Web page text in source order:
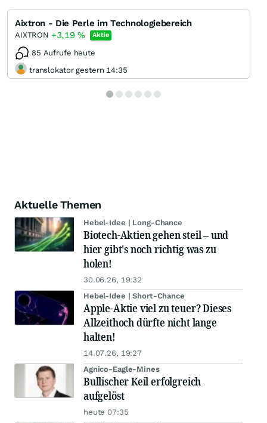
Aixtron - Die Perle im Technologiebereich
AIXTRON +3,19% Aktie
85 Aufrufe heute
translokator gestern 14:35
Aktuelle Themen
Hebel-Idee | Long-Chance
Biotech-Aktien gehen steil – und
hier gibt's noch richtig was zu
holen!
30.06.26, 19:32
Hebel-Idee | Short-Chance
Apple-Aktie viel zu teuer? Dieses
Allzeithoch dürfte nicht lange
halten!
14.07.26, 19:27
Agnico-Eagle-Mines
Bullischer Keil erfolgreich
aufgelöst
heute 07:35